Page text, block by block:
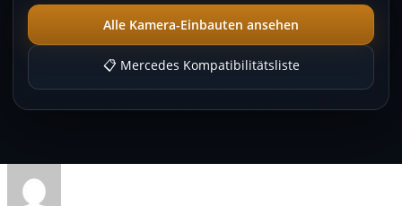
Alle Kamera-Einbauten ansehen
📋 Mercedes Kompatibilitätsliste